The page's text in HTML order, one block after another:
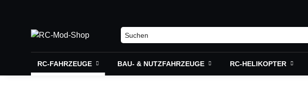
RC-FAHRZEUGE BAU- & NUTZFAHRZEUGE RC-HELIKOPTER